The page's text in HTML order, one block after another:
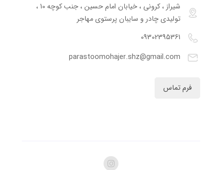
شیراز ، کرونی ، خیابان امام حسین ، جنب کوچه 10 ،
تولیدی چادر و سایبان پرستوی مهاجر
09302395361
parastoomohajer.shz@gmail.com
فرم تماس